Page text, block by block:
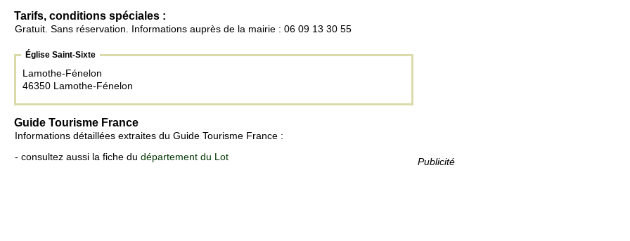
Publicité
Tarifs, conditions spéciales :
Gratuit. Sans réservation. Informations auprès de la mairie : 06 09 13 30 55
Église Saint-Sixte
Lamothe-Fénelon
46350 Lamothe-Fénelon
Guide Tourisme France
Informations détaillées extraites du Guide Tourisme France :
- consultez aussi la fiche du département du Lot